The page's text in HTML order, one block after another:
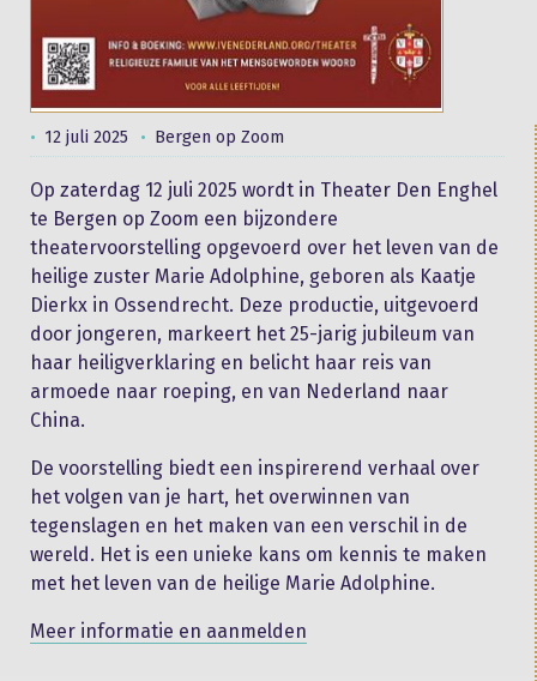
12 juli 2025 Bergen op Zoom
Op zaterdag 12 juli 2025 wordt in Theater Den Enghel
te Bergen op Zoom een bijzondere
theatervoorstelling opgevoerd over het leven van de
heilige zuster Marie Adolphine, geboren als Kaatje
Dierkx in Ossendrecht. Deze productie, uitgevoerd
door jongeren, markeert het 25-jarig jubileum van
haar heiligverklaring en belicht haar reis van
armoede naar roeping, en van Nederland naar
China.
De voorstelling biedt een inspirerend verhaal over
het volgen van je hart, het overwinnen van
tegenslagen en het maken van een verschil in de
wereld. Het is een unieke kans om kennis te maken
met het leven van de heilige Marie Adolphine.
Meer informatie en aanmelden